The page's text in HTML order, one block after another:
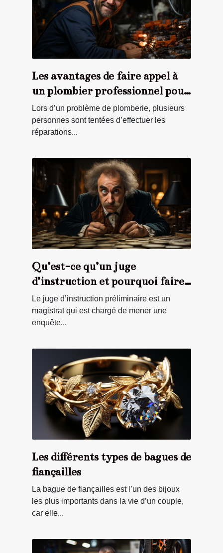
Les avantages de faire appel à
un plombier professionnel pour
ses travaux
Lors d’un problème de plomberie, plusieurs
personnes sont tentées d’effectuer les
réparations...
Qu’est-ce qu’un juge
d’instruction et pourquoi faire
appel à lui ?
Le juge d’instruction préliminaire est un
magistrat qui est chargé de mener une
enquête...
Les différents types de bagues de
fiançailles
La bague de fiançailles est l’un des bijoux
les plus importants dans la vie d’un couple,
car elle...